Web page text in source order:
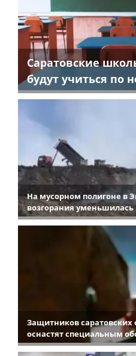
Саратовские
будут учиться по
На мусорном полигоне в
возгорания уменьшилась
Защитников саратовских
оснастят специальным